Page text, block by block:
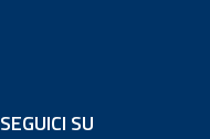
SEGUICI SU